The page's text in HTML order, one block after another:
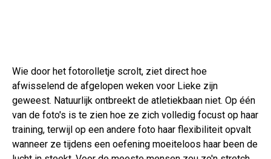
Wie door het fotorolletje scrolt, ziet direct hoe
afwisselend de afgelopen weken voor Lieke zijn
geweest. Natuurlijk ontbreekt de atletiekbaan niet. Op één
van de foto's is te zien hoe ze zich volledig focust op haar
training, terwijl op een andere foto haar flexibiliteit opvalt
wanneer ze tijdens een oefening moeiteloos haar been de